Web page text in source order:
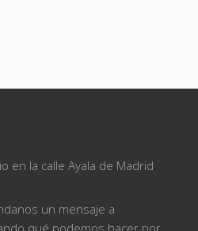
en la calle Ayala de Madrid
un mensaje a
qué podemos hacer por